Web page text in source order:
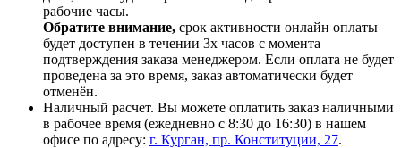
рабочие часы.
Обратите внимание, срок активности онлайн оплаты
будет доступен в течении 3х часов с момента
подтверждения заказа менеджером. Если оплата не будет
проведена за это время, заказ автоматически будет
отменён.
Наличный расчет. Вы можете оплатить заказ наличными
в рабочее время (ежедневно с 8:30 до 16:30) в нашем
офисе по адресу: г. Курган, пр. Конституции, 27.